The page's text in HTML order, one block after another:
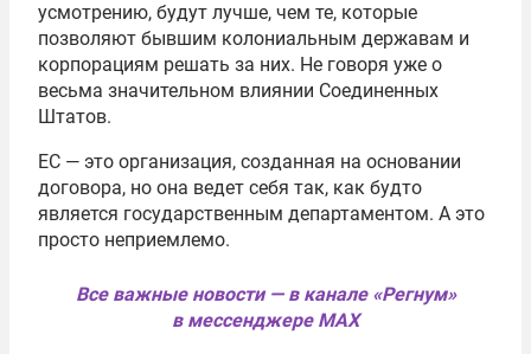
усмотрению, будут лучше, чем те, которые
позволяют бывшим колониальным державам и
корпорациям решать за них. Не говоря уже о
весьма значительном влиянии Соединенных
Штатов.
ЕС — это организация, созданная на основании
договора, но она ведет себя так, как будто
является государственным департаментом. А это
просто неприемлемо.
Все важные новости — в канале «Регнум»
в мессенджере MAX